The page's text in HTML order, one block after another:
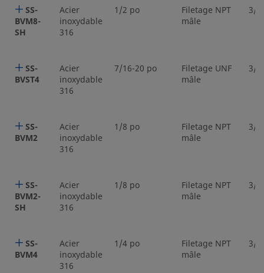
SS-
BVM8-
SH
Acier
inoxydable
316
1/2 po
Filetage NPT
mâle
3/
SS-
BVST4
Acier
inoxydable
316
7/16-20 po
Filetage UNF
mâle
3/
SS-
BVM2
Acier
inoxydable
316
1/8 po
Filetage NPT
mâle
3/
SS-
BVM2-
SH
Acier
inoxydable
316
1/8 po
Filetage NPT
mâle
3/
SS-
BVM4
Acier
inoxydable
316
1/4 po
Filetage NPT
mâle
3/